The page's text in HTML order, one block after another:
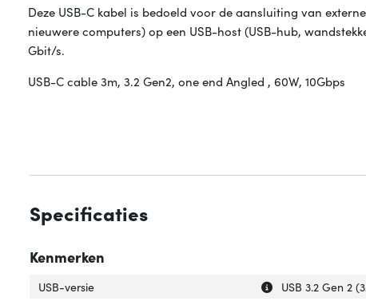
Deze USB-C kabel is bedoeld voor de aansluiting van
nieuwere computers) op een USB-host (USB-hub,
Gbit/s.
USB-C cable 3m, 3.2 Gen2, one end Angled , 60W, 10Gbps
Specificaties
Kenmerken
Uitleg over 'USB-
Verberg uitleg
USB-versie
USB 3.2 Gen 2